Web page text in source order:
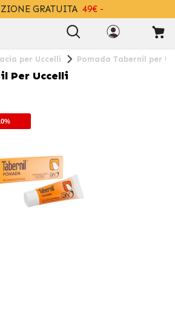
GRATUITA 49€ -
per Uccelli Pomada Tabernil per
Per Uccelli